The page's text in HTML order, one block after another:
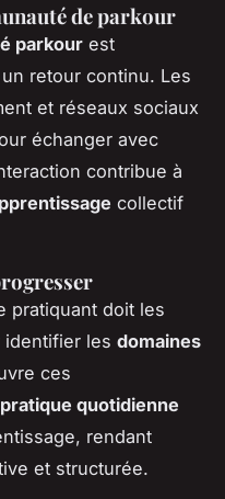
de parkour
parkour est
retour continu. Les
et réseaux sociaux
échanger avec
contribue à
collectif
pratiquant doit les
identifier les domaines
ces
pratique quotidienne
rendant
et structurée.